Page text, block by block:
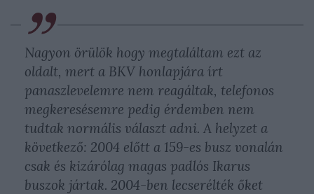
Nagyon örülök hogy megtaláltam ezt az
oldalt, mert a BKV honlapjára írt
panaszlevelemre nem reagáltak, telefonos
megkeresésemre pedig érdemben nem
tudtak normális választ adni. A helyzet a
következő: 2004 előtt a 159-es busz vonalán
csak és kizárólag magas padlós Ikarus
buszok jártak. 2004-ben lecserélték őket